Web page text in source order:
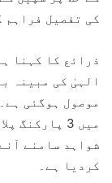
کی تفصیل فراہم
ذرائع کا کہنا
الہیٰ کی مبینہ
موصول ہوگئی
میں 3
شواہد سامنے
کردیا ہے۔